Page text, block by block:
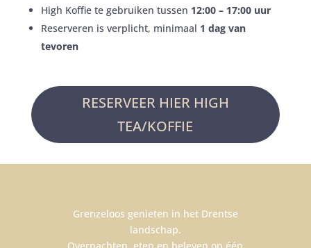
High Koffie te gebruiken tussen 12:00 – 17:00 uur
Reserveren is verplicht, minimaal 1 dag van
tevoren
RESERVEER HIER HIGH
TEA/KOFFIE
Grenzeloos genieten in het Drentse
landschap.